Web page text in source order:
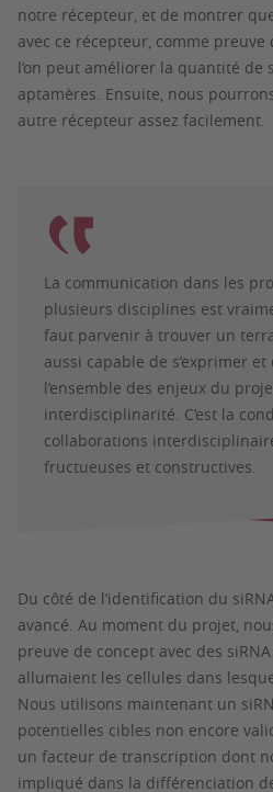
notre récepteur, et de montrer
avec ce récepteur, comme preuve
l’on peut améliorer la quantité de
aptamères. Ensuite, nous
autre récepteur assez facilement.
La communication dans les
plusieurs disciplines est
faut parvenir à trouver un
aussi capable de s’exprimer
l’ensemble des enjeux du
interdisciplinarité. C’est la
collaborations
fructueuses et constructives.
Du côté de l’identification du
avancé. Au moment du projet,
preuve de concept avec des
allumaient les cellules dans
Nous utilisons maintenant un
potentielles cibles non encore
un facteur de transcription dont
impliqué dans la différenciation